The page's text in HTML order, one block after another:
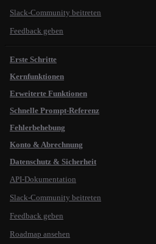
Slack-Community beitreten
Feedback geben
Erste Schritte
Kernfunktionen
Erweiterte Funktionen
Schnelle Prompt-Referenz
Fehlerbehebung
Konto & Abrechnung
Datenschutz & Sicherheit
API-Dokumentation
Slack-Community beitreten
Feedback geben
Roadmap ansehen